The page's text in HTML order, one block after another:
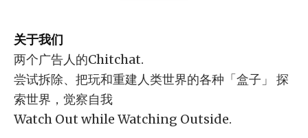
关于我们
两个广告人的Chitchat.
尝试拆除、把玩和重建人类世界的各种「盒子」 探
索世界，觉察自我
Watch Out while Watching Outside.